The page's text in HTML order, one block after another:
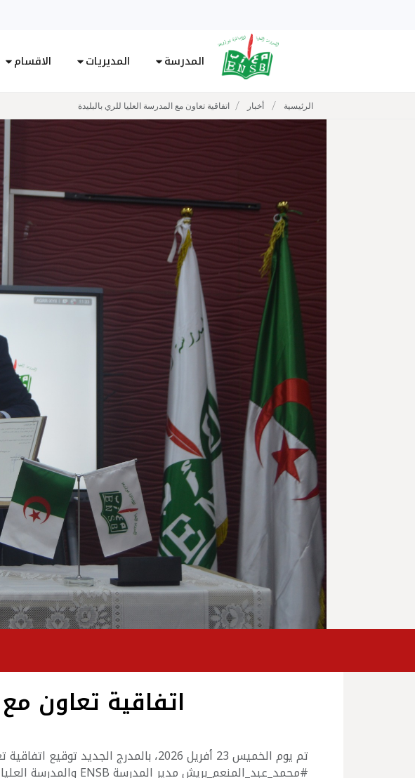
المدرسة المديريات الاقسام
الرئيسية / أخبار / اتفاقية تعاون مع المدرسة العليا للري بالبليدة
اتفاقية تعاون
تم يوم الخميس 23 أفريل 2026، بالمدرج